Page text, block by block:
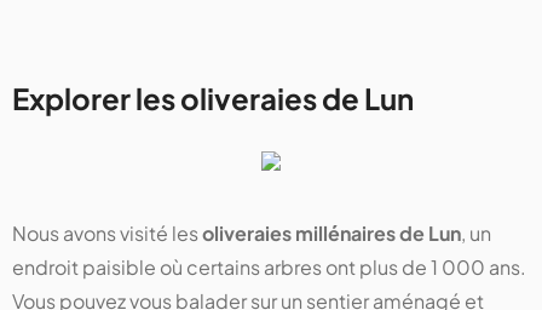
Explorer les oliveraies de Lun
Nous avons visité lesoliveraies millénaires de Lun, un
endroit paisible où certains arbres ont plus de 1 000 ans.
Vous pouvez vous balader sur un sentier aménagé et